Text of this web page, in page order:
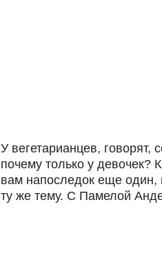
У вегетарианцев, говорят,
почему только у девочек?
вам напоследок еще
ту же тему. С Памелой